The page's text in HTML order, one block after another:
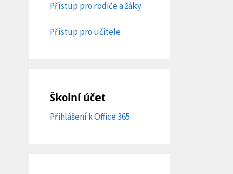
Přístup pro rodiče a žáky
Přístup pro učitele
Školní účet
Přihlášení k Office 365